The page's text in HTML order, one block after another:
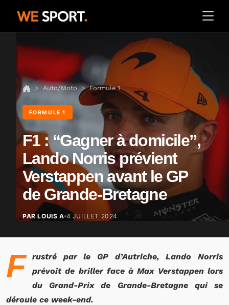
Auto/Moto Formule 1
FORMULE 1
F1 : “Gagner à domicile”,
Lando Norris prévient
Verstappen avant le GP
de Grande-Bretagne
PAR LOUIS A 4 JUILLET 2024
F
rustré par le GP d’Autriche, Lando Norris
prévoit de briller face à Max Verstappen lors
du Grand-Prix de Grande-Bretagne qui se
déroule ce week-end.